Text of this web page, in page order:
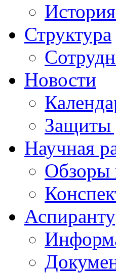
Структура
Новости
Защиты
Научная
Обзоры